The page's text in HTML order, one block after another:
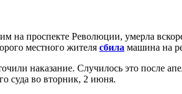
проспекте Революции, умерла
местного жителя сбила машина на
наказание. Случилось это после
суда во вторник, 2 июня.